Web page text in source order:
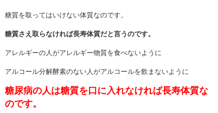
糖質を取ってはいけない体質なのです。
糖質さえ取らなければ長寿体質だと言うのです。
アレルギーの人がアレルギー物質を食べないように
アルコール分解酵素のない人がアルコールを飲まないように
糖尿病の人は糖質を口に入れなければ長寿体質な
のです。